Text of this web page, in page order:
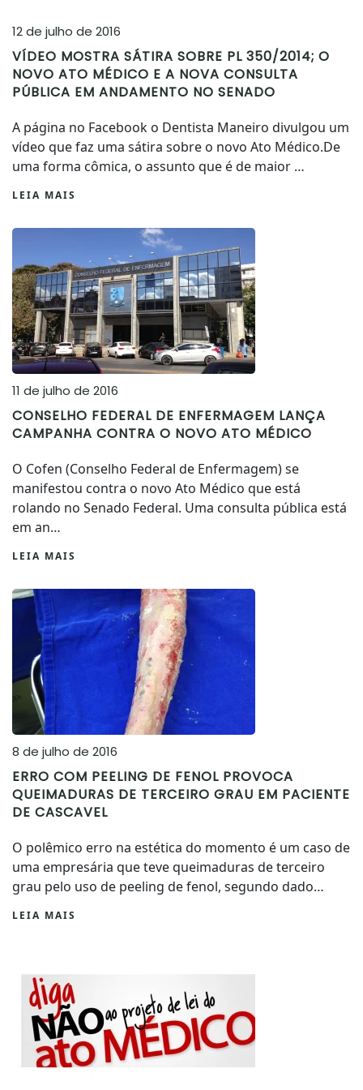
12 de julho de 2016
VÍDEO MOSTRA SÁTIRA SOBRE PL 350/2014; O
NOVO ATO MÉDICO E A NOVA CONSULTA
PÚBLICA EM ANDAMENTO NO SENADO
A página no Facebook o Dentista Maneiro divulgou um
vídeo que faz uma sátira sobre o novo Ato Médico.De
uma forma cômica, o assunto que é de maior …
LEIA MAIS
11 de julho de 2016
CONSELHO FEDERAL DE ENFERMAGEM LANÇA
CAMPANHA CONTRA O NOVO ATO MÉDICO
O Cofen (Conselho Federal de Enfermagem) se
manifestou contra o novo Ato Médico que está
rolando no Senado Federal. Uma consulta pública está
em an…
LEIA MAIS
8 de julho de 2016
ERRO COM PEELING DE FENOL PROVOCA
QUEIMADURAS DE TERCEIRO GRAU EM PACIENTE
DE CASCAVEL
O polêmico erro na estética do momento é um caso de
uma empresária que teve queimaduras de terceiro
grau pelo uso de peeling de fenol, segundo dado…
LEIA MAIS